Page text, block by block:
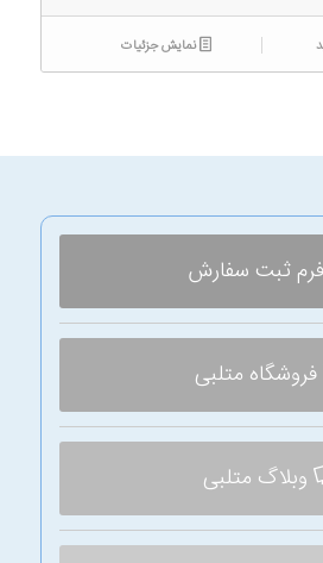
نمایش جزئیات
فرم ثبت سفارش
فروشگاه متلبی
وبلاگ متلبی